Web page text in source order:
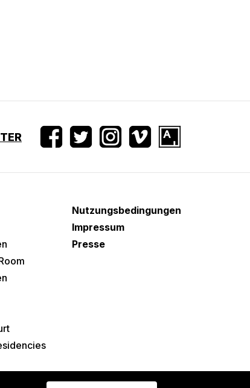
Nutzungsbedingungen
Impressum
Presse